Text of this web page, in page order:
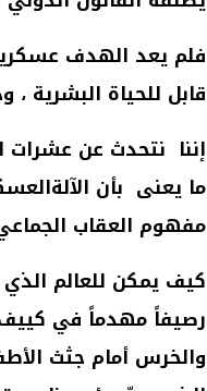
فلم يعد الهدف
قابل للحياة البشرية ،
إننا نتحدث عن عشرات
ما يعنى بأن
مفهوم العقاب
كيف يمكن للعالم الذي
رصيفاً مهدماً في
والخرس أمام جثث